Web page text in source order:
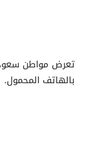
تعرض مواطن
بالهاتف المحمول.